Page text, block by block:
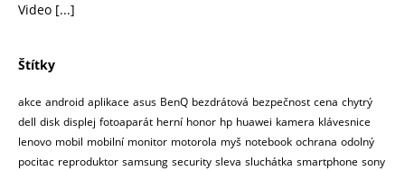
Video [...]
Štítky
akce android aplikace asus BenQ bezdrátová bezpečnost cena chytrý
dell disk displej fotoaparát herní honor hp huawei kamera klávesnice
lenovo mobil mobilní monitor motorola myš notebook ochrana odolný
pocitac reproduktor samsung security sleva sluchátka smartphone sony